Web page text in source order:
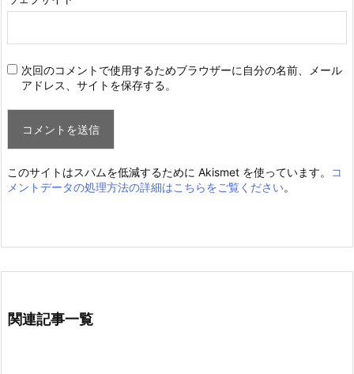
次回のコメントで使用するためブラウザーに自分の名前、メール
アドレス、サイトを保存する。
このサイトはスパムを低減するために Akismet を使っています。
コ
メントデータの処理方法の詳細はこちらをご覧ください。
関連記事一覧